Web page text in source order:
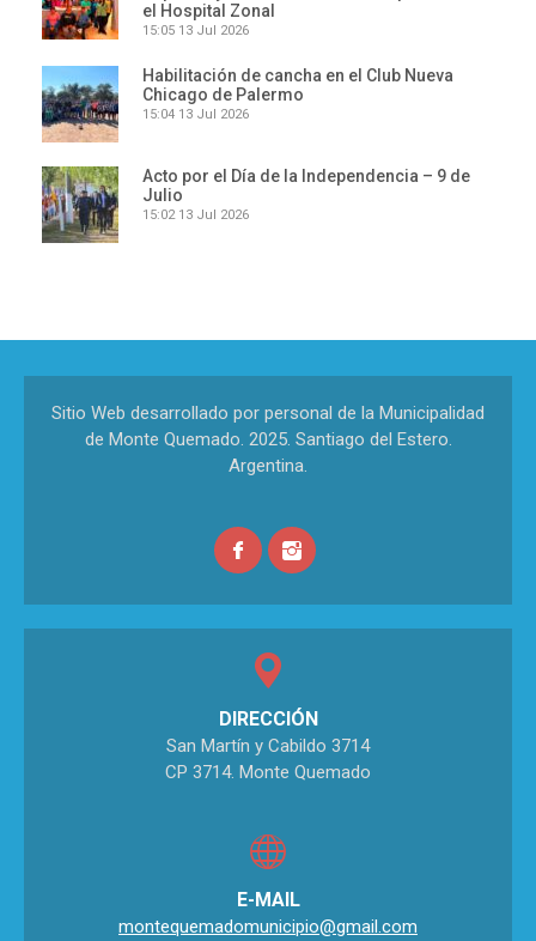
el Hospital Zonal
15:05 13 Jul 2026
Habilitación de cancha en el Club Nueva
Chicago de Palermo
15:04 13 Jul 2026
Acto por el Día de la Independencia – 9 de
Julio
15:02 13 Jul 2026
Sitio Web desarrollado por personal de la Municipalidad
de Monte Quemado. 2025. Santiago del Estero.
Argentina.
DIRECCIÓN
San Martín y Cabildo 3714
CP 3714. Monte Quemado
E-MAIL
montequemadomunicipio@gmail.com